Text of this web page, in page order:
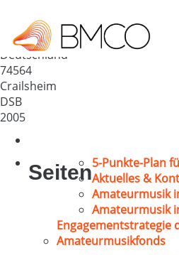
e.V.
Deutschland
74564
Crailsheim
DSB
2005
Seiten5-Punkte-Plan
Aktuelles &
Amateurmusik
Amateurmusik
Engagementstrategie
Amateurmusikfonds